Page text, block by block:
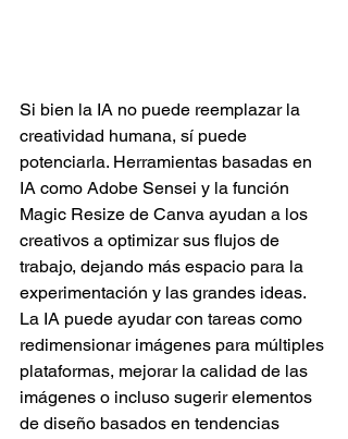
Si bien la IA no puede reemplazar la
creatividad humana, sí puede
potenciarla. Herramientas basadas en
IA como Adobe Sensei y la función
Magic Resize de Canva ayudan a los
creativos a optimizar sus flujos de
trabajo, dejando más espacio para la
experimentación y las grandes ideas.
La IA puede ayudar con tareas como
redimensionar imágenes para múltiples
plataformas, mejorar la calidad de las
imágenes o incluso sugerir elementos
de diseño basados en tendencias